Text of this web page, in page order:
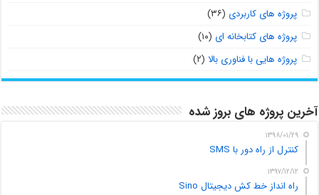
پروژه های کاربردی (۳۶)
پروژه های کتابخانه ای (۱۰)
پروژه هایی با فناوری بالا (۲)
آخرین پروژه های بروز شده
۱۳۹۸/۰۱/۲۹
کنترل از راه دور با SMS
۱۳۹۷/۱۲/۱۲
راه انداز خط کش دیجیتال Sino